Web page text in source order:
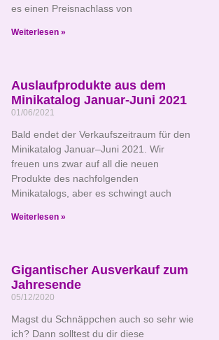
es einen Preisnachlass von
Weiterlesen »
Auslaufprodukte aus dem
Minikatalog Januar-Juni 2021
01/06/2021
Bald endet der Verkaufszeitraum für den
Minikatalog Januar–Juni 2021. Wir
freuen uns zwar auf all die neuen
Produkte des nachfolgenden
Minikatalogs, aber es schwingt auch
Weiterlesen »
Gigantischer Ausverkauf zum
Jahresende
05/12/2020
Magst du Schnäppchen auch so sehr wie
ich? Dann solltest du dir diese